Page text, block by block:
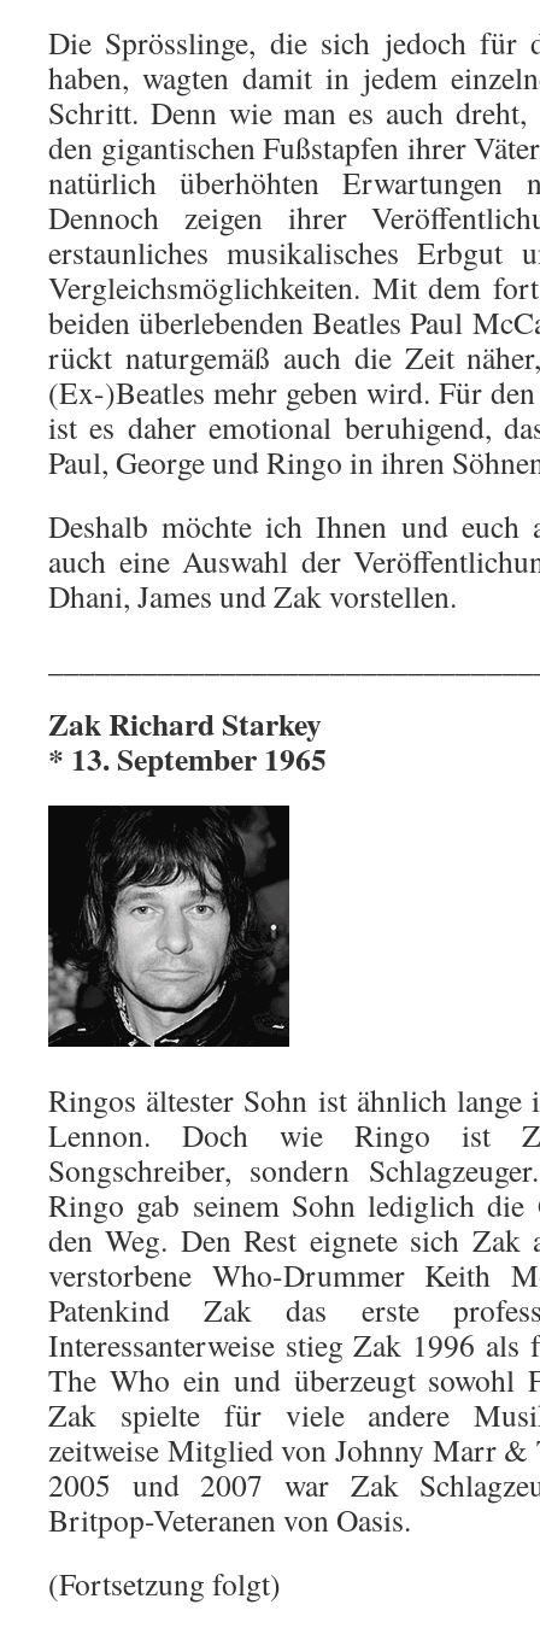
Die Sprösslinge, die sich jedoch für
haben, wagten damit in jedem
Schritt. Denn wie man es auch dreht,
den gigantischen Fußstapfen ihrer
natürlich überhöhten Erwartungen
Dennoch zeigen ihrer
erstaunliches musikalisches Erbgut
Vergleichsmöglichkeiten. Mit dem
beiden überlebenden Beatles Paul
rückt naturgemäß auch die Zeit
(Ex-)Beatles mehr geben wird. Für
ist es daher emotional beruhigend,
Paul, George und Ringo in ihren
Deshalb möchte ich Ihnen und euch
auch eine Auswahl der
Dhani, James und Zak vorstellen.
Zak Richard Starkey
* 13. September 1965
Ringos ältester Sohn ist ähnlich
Lennon. Doch wie Ringo ist
Songschreiber, sondern
Ringo gab seinem Sohn lediglich
den Weg. Den Rest eignete sich Zak
verstorbene Who-Drummer Keith
Patenkind Zak das erste
Interessanterweise stieg Zak 1996 als
The Who ein und überzeugt sowohl
Zak spielte für viele andere
zeitweise Mitglied von Johnny Marr &
2005 und 2007 war Zak
Britpop-Veteranen von Oasis.
(Fortsetzung folgt)